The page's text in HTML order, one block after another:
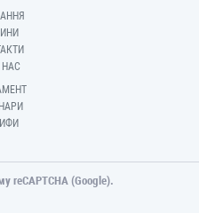
НАС
reCAPTCHA (Google).